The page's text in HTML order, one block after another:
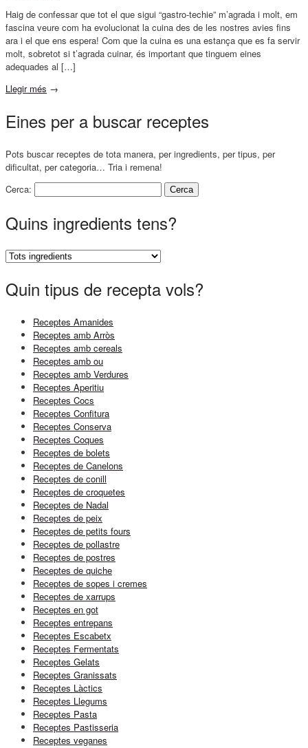
Haig de confessar que tot el que sigui “gastro-techie” m’agrada i molt, em
fascina veure com ha evolucionat la cuina des de les nostres avies fins
ara i el que ens espera! Com que la cuina es una estança que es fa servir
molt, sobretot si t’agrada cuinar, és important que tinguem eines
adequades al […]
Llegir més →
Eines per a buscar receptes
Pots buscar receptes de tota manera, per ingredients, per tipus, per
dificultat, per categoria… Tria i remena!
Cerca:
Quins ingredients tens?
Quin tipus de recepta vols?
Receptes Amanides
Receptes amb Arròs
Receptes amb cereals
Receptes amb ou
Receptes amb Verdures
Receptes Aperitiu
Receptes Cocs
Receptes Confitura
Receptes Conserva
Receptes Coques
Receptes de bolets
Receptes de Canelons
Receptes de conill
Receptes de croquetes
Receptes de Nadal
Receptes de peix
Receptes de petits fours
Receptes de pollastre
Receptes de postres
Receptes de quiche
Receptes de sopes i cremes
Receptes de xarrups
Receptes en got
Receptes entrepans
Receptes Escabetx
Receptes Fermentats
Receptes Gelats
Receptes Granissats
Receptes Làctics
Receptes Llegums
Receptes Pasta
Receptes Pastisseria
Receptes veganes